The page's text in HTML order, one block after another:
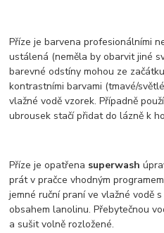
Příze je barvena profesionálními
ustálená (neměla by obarvit jiné
barevné odstíny mohou ze
kontrastními barvami (tmavé/
vlažné vodě vzorek. Případně
ubrousek stačí přidat do lázně k
Příze je opatřena superwash
prát v pračce vhodným
jemné ruční praní ve vlažné vodě
obsahem lanolinu. Přebytečnou
a sušit volně rozložené.